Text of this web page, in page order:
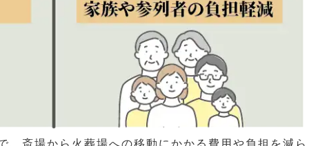
、斎場から火葬場への移動にかかる費用や負担を減ら